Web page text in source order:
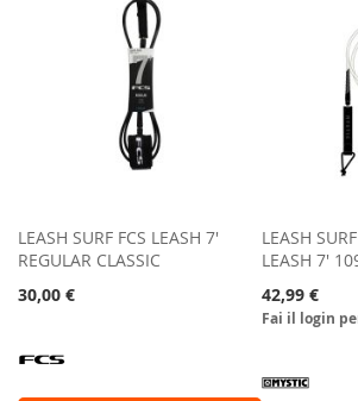
DESIDERI
LEASH SURF FCS LEASH 7'
REGULAR CLASSIC
30,00 €
LEASH
LEASH 7'
42,99 €
Fai il login